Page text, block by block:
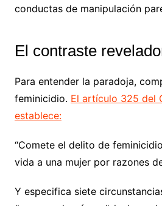
conductas de manipulación
El contraste
Para entender la paradoja,
feminicidio. El artículo 325 del
establece:
“Comete el delito de
vida a una mujer por razones
Y especifica siete